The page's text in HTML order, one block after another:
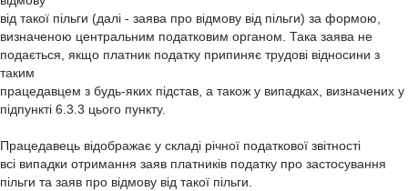
від такої пільги (далі - заява про відмову від пільги) за формою,
визначеною центральним податковим органом. Така заява не
подається, якщо платник податку припиняє трудові відносини з
таким
працедавцем з будь-яких підстав, а також у випадках, визначених у
підпункті 6.3.3 цього пункту.
Працедавець відображає у складі річної податкової звітності
всі випадки отримання заяв платників податку про застосування
пільги та заяв про відмову від такої пільги.